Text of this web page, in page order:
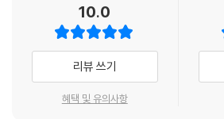
10.0
리뷰 쓰기
혜택 및 유의사항